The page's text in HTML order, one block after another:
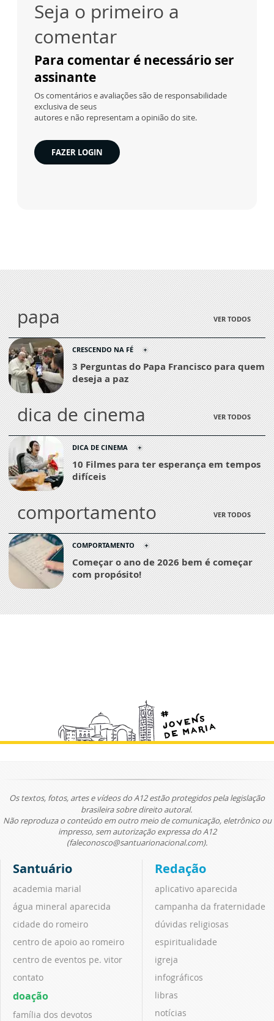
Seja o primeiro a
comentar
Para comentar é necessário ser
assinante
Os comentários e avaliações são de responsabilidade
exclusiva de seus
autores e não representam a opinião do site.
FAZER LOGIN
papa VER TODOS
CRESCENDO NA FÉ
3 Perguntas do Papa Francisco para quem
deseja a paz
dica de cinema VER TODOS
DICA DE CINEMA
10 Filmes para ter esperança em tempos
difíceis
comportamento VER TODOS
COMPORTAMENTO
Começar o ano de 2026 bem é começar
com propósito!
Os textos, fotos, artes e vídeos do A12 estão protegidos pela legislação
brasileira sobre direito autoral.
Não reproduza o conteúdo em outro meio de comunicação, eletrônico ou
impresso, sem autorização expressa do A12
(faleconosco@santuarionacional.com).
Santuário
academia marial
água mineral aparecida
cidade do romeiro
centro de apoio ao romeiro
centro de eventos pe. vitor
contato
doação
família dos devotos
Redação
aplicativo aparecida
campanha da fraternidade
dúvidas religiosas
espiritualidade
igreja
infográficos
libras
notícias